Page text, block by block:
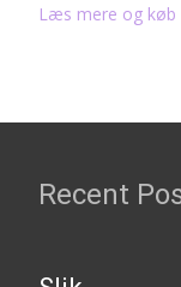
Læs mere og køb
Recent